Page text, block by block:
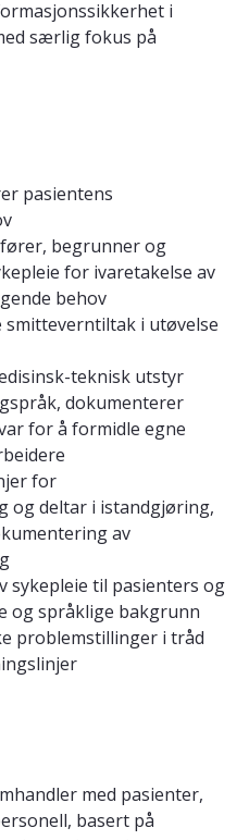
i
særlig fokus på
pasientens
begrunner og
for ivaretakelse av
behov
i utøvelse
teknisk utstyr
dokumenterer
for å formidle egne
for
og deltar i istandgjøring,
av
sykepleie til pasienters og
og språklige bakgrunn
problemstillinger i tråd
med pasienter,
basert på